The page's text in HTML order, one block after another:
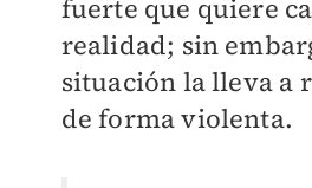
fuerte que quiere
realidad; sin
situación la lleva a
de forma violenta.